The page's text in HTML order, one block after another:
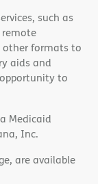
such as
formats to
aids and
to
Medicaid
Inc.
are available